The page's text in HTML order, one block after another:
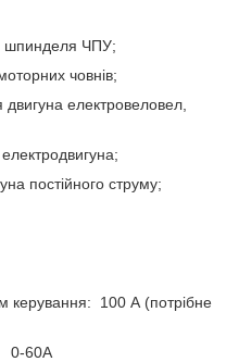
шпинделя ЧПУ;
човнів;
електровеловел,
постійного струму;
керування: 100 А (потрібне
0-60А